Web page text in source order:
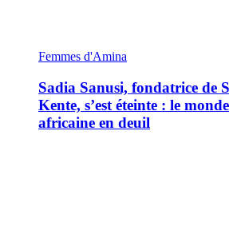
Femmes d'Amina
Sadia Sanusi, fondatrice de
Kente, s’est éteinte : le
africaine en deuil